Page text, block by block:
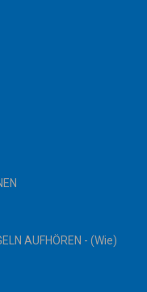
AUFHÖREN - (Wie)